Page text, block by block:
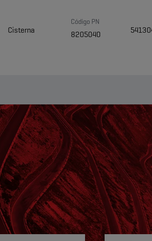
Cisterna
Código PN
8205040